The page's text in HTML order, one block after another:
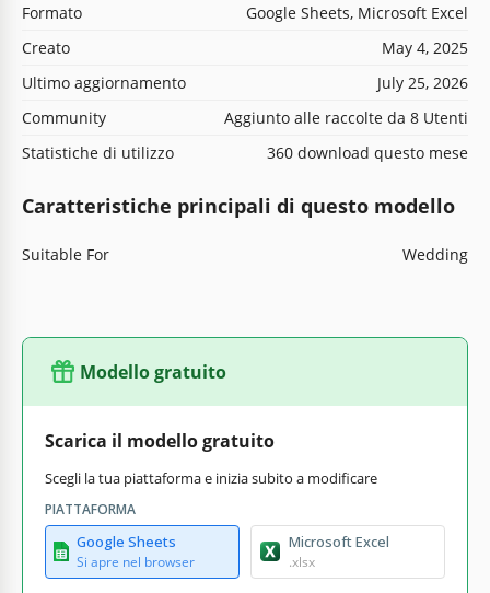
Formato
Google Sheets, Microsoft Excel
Creato
May 4, 2025
Ultimo aggiornamento
July 25, 2026
Community
Aggiunto alle raccolte da 8 Utenti
Statistiche di utilizzo
360 download questo mese
Caratteristiche principali di questo modello
Suitable For Wedding
Modello gratuito
Scarica il modello gratuito
Scegli la tua piattaforma e inizia subito a modificare
PIATTAFORMA
Google Sheets
Si apre nel browser
Microsoft Excel
.xlsx